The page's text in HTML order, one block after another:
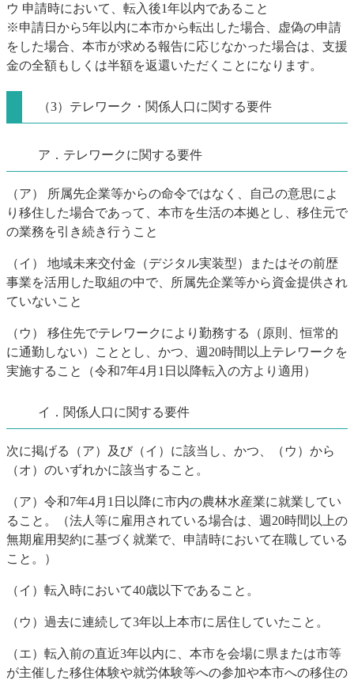
​ウ 申請時において、転入後1年以内であること
※申請日から5年以内に本市から転出した場合、虚偽の申請
をした場合、本市が求める報告に応じなかった場合は、支援
金の全額もしくは半額を返還いただくことになります。
（3）テレワーク・関係人口に関する要件
ア．テレワークに関する要件
（ア） 所属先企業等からの命令ではなく、自己の意思によ
り移住した場合であって、本市を生活の本拠とし、移住元で
の業務を引き続き行うこと
（イ） 地域未来交付金（デジタル実装型）またはその前歴
事業を活用した取組の中で、所属先企業等から資金提供され
ていないこと
（ウ） 移住先でテレワークにより勤務する（原則、恒常的
に通勤しない）こととし、かつ、週20時間以上テレワークを
実施すること（令和7年4月1日以降転入の方より適用）
イ．関係人口に関する要件
次に掲げる（ア）及び（イ）に該当し、かつ、（ウ）から
（オ）のいずれかに該当すること。
（ア）令和7年4月1日以降に市内の農林水産業に就業してい
ること。（法人等に雇用されている場合は、週20時間以上の
無期雇用契約に基づく就業で、申請時において在職している
こと。）
（イ）転入時において40歳以下であること。
（ウ）過去に連続して3年以上本市に居住していたこと。
（エ）転入前の直近3年以内に、本市を会場に県または市等
が主催した移住体験や就労体験等への参加や本市への移住の